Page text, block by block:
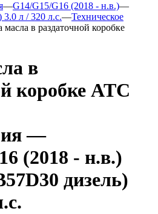
—G14/G15/G16 (2018 - н.в.)—
л / 320 л.с.—Техническое
масла в раздаточной коробке
в
коробке ATC
—
(2018 - н.в.)
дизель)